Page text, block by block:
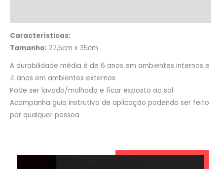
Características:
Tamanho: 27,5cm x 35cm
A durabilidade média é de 6 anos em ambientes internos e
4 anos em ambientes externos
Pode ser lavado/molhado e ficar exposto ao sol
Acompanha guia instrutivo de aplicação podendo ser feito
por qualquer pessoa